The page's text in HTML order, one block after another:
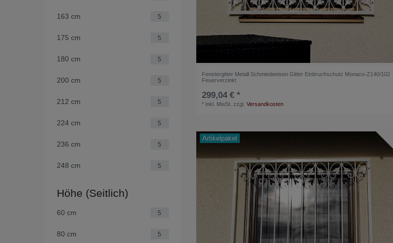
163 cm 5
175 cm 5
180 cm 5
200 cm 5
212 cm 5
224 cm 5
236 cm 5
248 cm 5
Höhe (Seitlich)
60 cm 5
80 cm 5
Fenstergitter Metall Schmiedeeisen Gitter Einbruchschutz Monaco-Z140/102
Feuerverzinkt
299,04 € *
* inkl. MwSt. zzgl.Versandkosten
Artikelpaket